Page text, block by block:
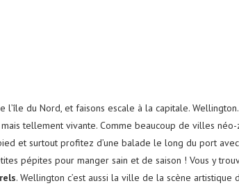
l’île du Nord, et faisons escale à la capitale.
tellement vivante. Comme beaucoup de villes
et surtout profitez d’une balade le long du port avec
pépites pour manger sain et de saison ! Vous y
. Wellington c’est aussi la ville de la scène